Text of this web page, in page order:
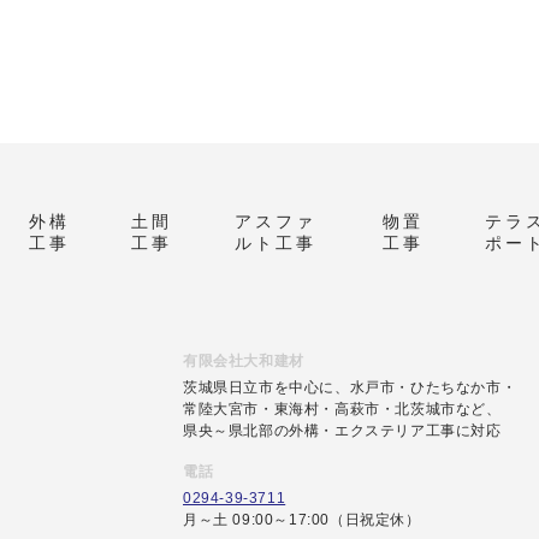
外構
工事
土間
工事
アスファ
ルト工事
物置
工事
テラ
ポー
有限会社大和建材
茨城県日立市を中心に、水戸市・ひたちなか市・
常陸大宮市・東海村・高萩市・北茨城市など、
県央～県北部の外構・エクステリア工事に対応
電話
0294-39-3711
月～土 09:00～17:00（日祝定休）